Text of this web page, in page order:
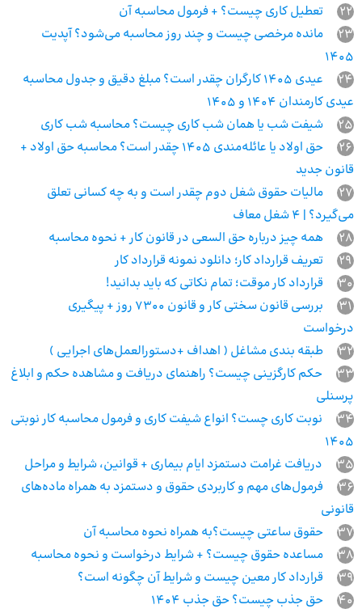
22
تعطیل کاری چیست؟ + فرمول محاسبه آن
23
مانده مرخصی چیست و چند روز محاسبه می‌شود؟ آپدیت
1405
24
عیدی 1405 کارگران چقدر است؟ مبلغ دقیق و جدول محاسبه
عیدی کارمندان 1404 و 1405
25
شیفت شب یا همان شب کاری چیست؟ محاسبه شب‌ کاری
26
حق اولاد یا عائله‌مندی 1405 چقدر است؟ محاسبه حق اولاد +
قانون جدید
27
مالیات حقوق شغل دوم چقدر است و به چه کسانی تعلق
می‌گیرد؟ | 4 شغل معاف
28
همه چیز درباره حق السعی در قانون کار + نحوه محاسبه
29
تعریف قرارداد کار؛ دانلود نمونه قرارداد کار
30
قرارداد کار موقت؛ تمام نکاتی که باید بدانید!
31
بررسی قانون سختی کار و قانون 7300 روز + پیگیری
درخواست
32
طبقه بندی مشاغل ( اهداف +دستورالعمل‌های اجرایی )
33
حکم کارگزینی چیست؟ راهنمای دریافت و مشاهده حکم و ابلاغ
پرسنلی
34
نوبت کاری چست؟ انواع شیفت کاری و فرمول محاسبه کار نوبتی
1405
35
دریافت غرامت دستمزد ایام بیماری + قوانین، شرایط و مراحل
36
فرمول‌های مهم و کاربردی حقوق و دستمزد به همراه ماده‌های
قانونی
37
حقوق ساعتی چیست؟به همراه نحوه محاسبه آن
38
مساعده حقوق چیست؟ + شرایط درخواست و نحوه محاسبه
39
قرارداد کار معین چیست و شرایط آن چگونه است؟
40
حق جذب چیست؟ حق جذب ۱۴۰۴